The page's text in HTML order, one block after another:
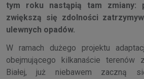
tym roku nastąpią tam zmiany:
zwiększą się zdolności
ulewnych opadów.
W ramach dużego projektu
obejmującego kilkanaście terenów
Białej, już niebawem zaczną